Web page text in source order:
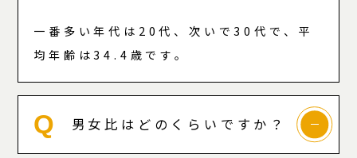
一番多い年代は20代、次いで30代で、平
均年齢は34.4歳です。
Q 男女比はどのくらいですか？